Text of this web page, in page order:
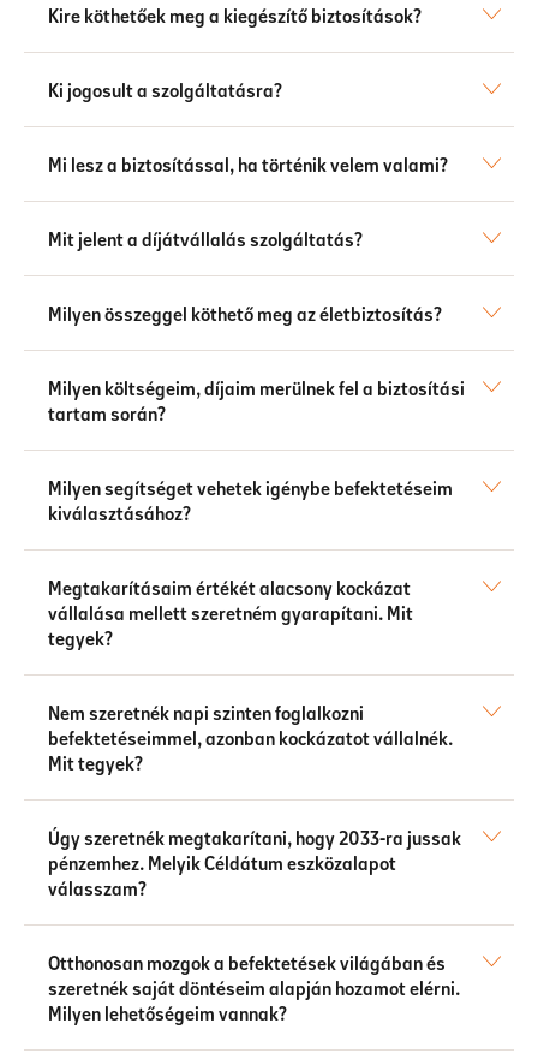
Kire köthetőek meg a kiegészítő biztosítások?
Ki jogosult a szolgáltatásra?
Mi lesz a biztosítással, ha történik velem valami?
Mit jelent a díjátvállalás szolgáltatás?
Milyen összeggel köthető meg az életbiztosítás?
Milyen költségeim, díjaim merülnek fel a biztosítási
tartam során?
Milyen segítséget vehetek igénybe befektetéseim
kiválasztásához?
Megtakarításaim értékét alacsony kockázat
vállalása mellett szeretném gyarapítani. Mit
tegyek?
Nem szeretnék napi szinten foglalkozni
befektetéseimmel, azonban kockázatot vállalnék.
Mit tegyek?
Úgy szeretnék megtakarítani, hogy 2033-ra jussak
pénzemhez. Melyik Céldátum eszközalapot
válasszam?
Otthonosan mozgok a befektetések világában és
szeretnék saját döntéseim alapján hozamot elérni.
Milyen lehetőségeim vannak?